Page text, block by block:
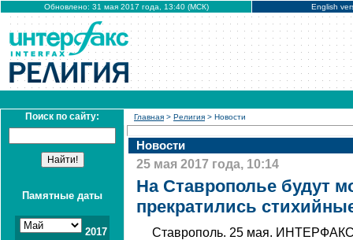
Обновлено: 31 мая 2017 года, 13:40 (МСК) English
Поиск по сайту:
Памятные даты
2017
Главная > Религия > Новости
Новости
25 мая 2017 года, 10:14
На Ставрополье будут
прекратились
Ставрополь. 25 мая. ИНТЕРФАКС